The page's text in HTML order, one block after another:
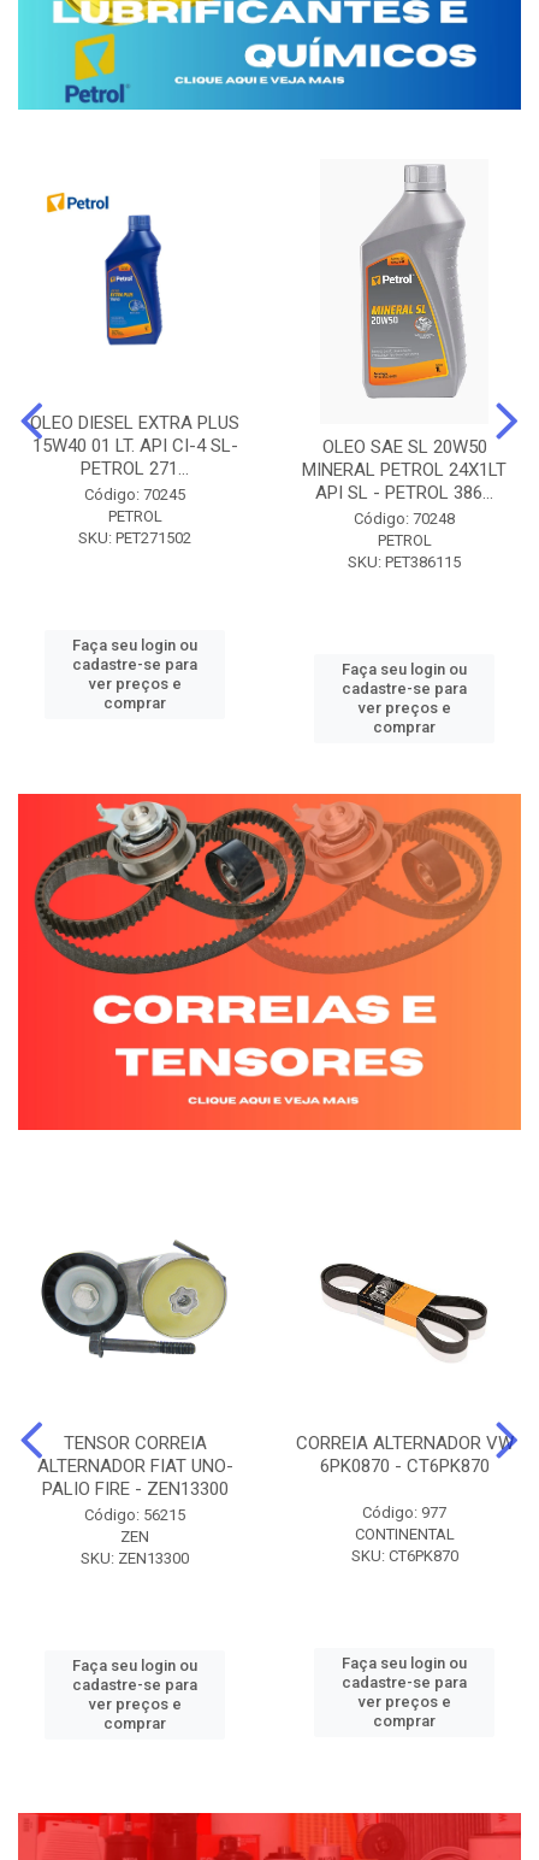
OLEO DIESEL EXTRA PLUS
15W40 01 LT. API CI-4 SL-
PETROL 271...
Código: 70245
PETROL
SKU: PET271502
Faça seu login ou
cadastre-se para
ver preços e
comprar
OLEO SAE SL 20W50
MINERAL PETROL 24X1LT
API SL - PETROL 386...
Código: 70248
PETROL
SKU: PET386115
Faça seu login ou
cadastre-se para
ver preços e
comprar
TENSOR CORREIA
ALTERNADOR FIAT UNO-
PALIO FIRE - ZEN13300
Código: 56215
ZEN
SKU: ZEN13300
Faça seu login ou
cadastre-se para
ver preços e
comprar
CORREIA ALTERNADOR VW
6PK0870 - CT6PK870
Código: 977
CONTINENTAL
SKU: CT6PK870
Faça seu login ou
cadastre-se para
ver preços e
comprar